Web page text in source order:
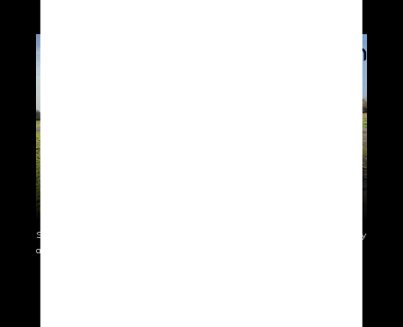
SolarXOne, January 2023 - Demo flight with 25+knots of wind / fully
autonomous take-off/cruise and landing.